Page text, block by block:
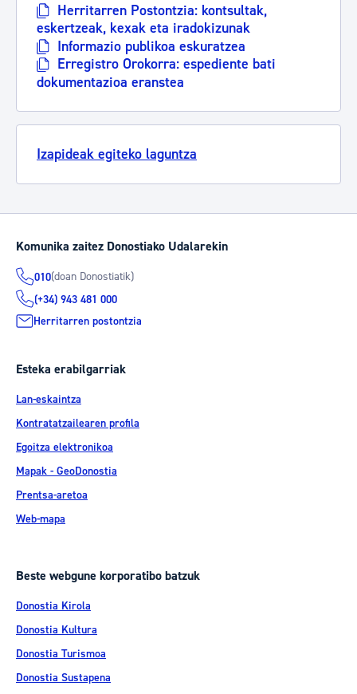
Herritarren Postontzia: kontsultak,
eskertzeak, kexak eta iradokizunak
Informazio publikoa eskuratzea
Erregistro Orokorra: espediente bati
dokumentazioa eranstea
Izapideak egiteko laguntza
Komunika zaitez Donostiako Udalarekin
010(doan Donostiatik)
(+34) 943 481 000
Herritarren postontzia
Esteka erabilgarriak
Lan-eskaintza
Kontratatzailearen profila
Egoitza elektronikoa
Mapak - GeoDonostia
Prentsa-aretoa
Web-mapa
Beste webgune korporatibo batzuk
Donostia Kirola
Donostia Kultura
Donostia Turismoa
Donostia Sustapena